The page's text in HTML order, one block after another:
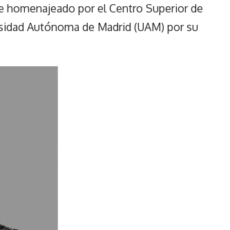
por el Centro Superior de
Autónoma de Madrid (UAM) por su